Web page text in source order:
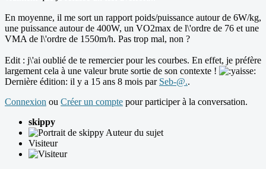
En moyenne, il me sort un rapport poids/puissance autour de 6W/kg,
une puissance autour de 400W, un VO2max de l\'ordre de 76 et une
VMA de l\'ordre de 1550m/h. Pas trop mal, non ?
Edit : j\'ai oublié de te remercier pour les courbes. En effet, je préfère
largement cela à une valeur brute sortie de son contexte !
Dernière édition: il y a 15 ans 8 mois par Seb-@..
Connexion ou Créer un compte pour participer à la conversation.
skippy
Auteur du sujet
Visiteur